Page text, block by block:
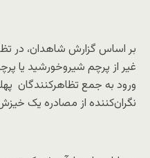
بر اساس گزارش شاهدان، در
غیر از پرچم شیروخورشید یا
ورود به جمع تظاهرکنندگان
نگران‌کننده از مصادره یک